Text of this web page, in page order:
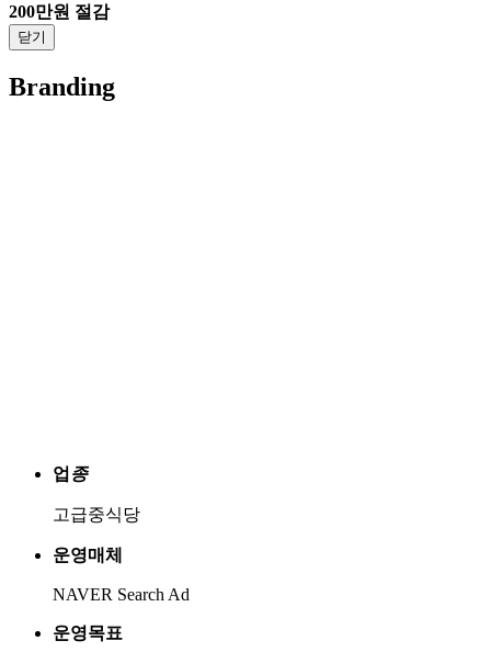
200만원 절감
닫기
Branding
업 종
고급중식당
운영매체
NAVER Search Ad
운영목표